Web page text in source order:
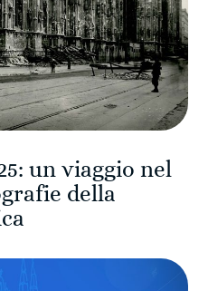
un viaggio nel
della